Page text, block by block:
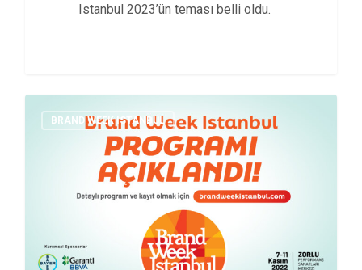
Istanbul 2023’ün teması belli oldu.
BRAND WEEK ISTANBUL